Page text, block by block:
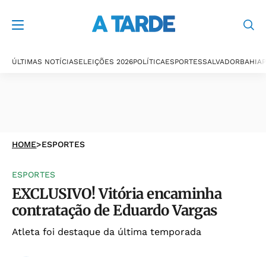
ÚLTIMAS NOTÍCIASELEIÇÕES 2026POLÍTICAESPORTESSALVADORBAHIA
HOME>ESPORTES
ESPORTES
EXCLUSIVO! Vitória encaminha
contratação de Eduardo Vargas
Atleta foi destaque da última temporada